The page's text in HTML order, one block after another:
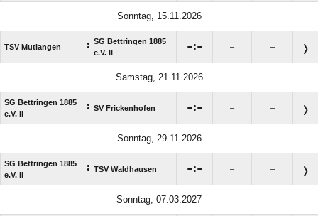
Sonntag, 15.11.2026
TSV Mutlangen : SG Bettringen 1885
e.V. II
: – –
Samstag, 21.11.2026
SG Bettringen 1885
e.V. II
: SV Frickenhofen : – –
Sonntag, 29.11.2026
SG Bettringen 1885
e.V. II
: TSV Waldhausen : – –
Sonntag, 07.03.2027